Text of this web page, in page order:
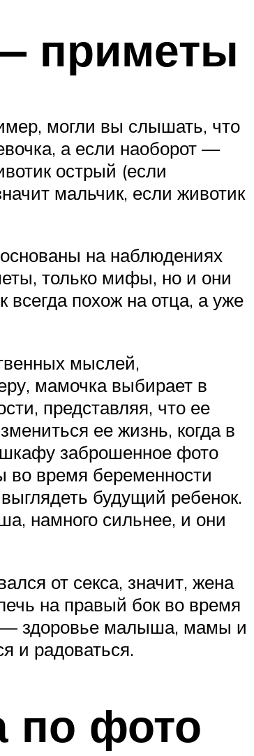
приметы
могли вы слышать, что
а если наоборот —
острый (если
мальчик, если животик
на наблюдениях
только мифы, но и они
похож на отца, а уже
мыслей,
мамочка выбирает в
представляя, что ее
ее жизнь, когда в
шкафу заброшенное фото
во время беременности
будущий ребенок.
намного сильнее, и они
от секса, значит, жена
на правый бок во время
— здоровье малыша, мамы и
и радоваться.
по фото